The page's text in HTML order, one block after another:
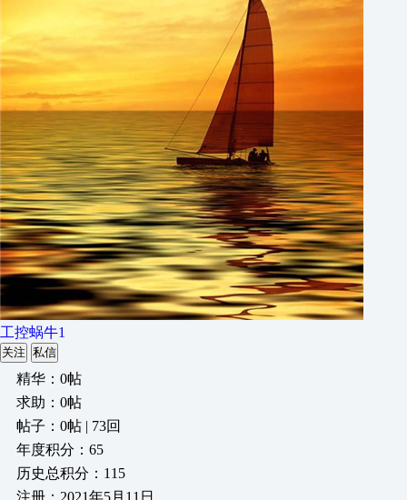
工控蜗牛1
关注 私信
精华：0帖
求助：0帖
帖子：0帖 | 73回
年度积分：65
历史总积分：115
注册：2021年5月11日